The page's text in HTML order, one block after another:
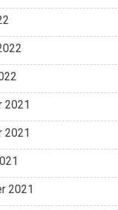
2021
2021
2021